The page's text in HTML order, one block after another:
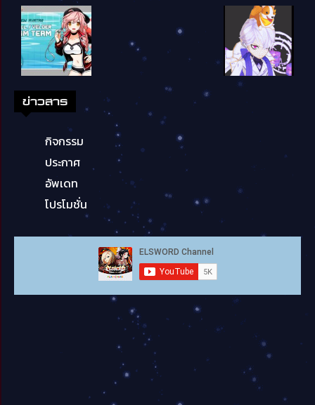
ข่าวสาร
กิจกรรม
ประกาศ
อัพเดท
โปรโมชั่น